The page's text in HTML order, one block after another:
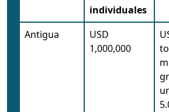
individuales
Antigua
USD
1,000,000